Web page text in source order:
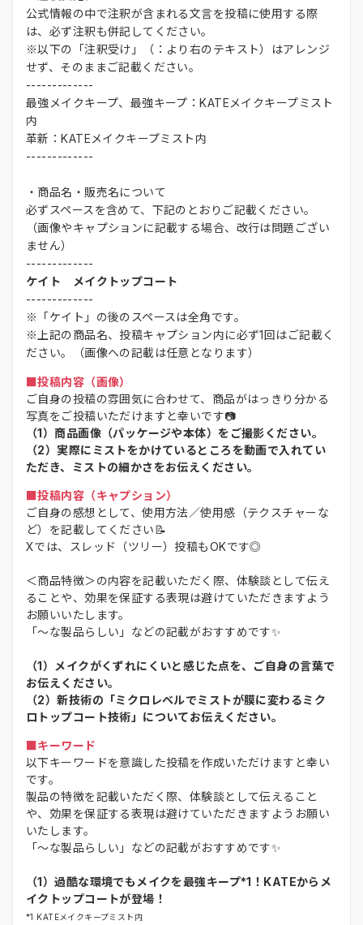
公式情報の中で注釈が含まれる文言を投稿に使用する際
は、必ず注釈も併記してください。
※以下の「注釈受け」（：より右のテキスト）はアレンジ
せず、そのままご記載ください。
-------------
最強メイクキープ、最強キープ：KATEメイクキープミスト
内
革新：KATEメイクキープミスト内
-------------
・商品名・販売名について
必ずスペースを含めて、下記のとおりご記載ください。
（画像やキャプションに記載する場合、改行は問題ござい
ません）
-------------
ケイト メイクトップコート
-------------
※「ケイト」の後のスペースは全角です。
※上記の商品名、投稿キャプション内に必ず1回はご記載く
ださい。（画像への記載は任意となります）
■投稿内容（画像）
ご自身の投稿の雰囲気に合わせて、商品がはっきり分かる
写真をご投稿いただけますと幸いです📷
（1）商品画像（パッケージや本体）をご撮影ください。
（2）実際にミストをかけているところを動画で入れてい
ただき、ミストの細かさをお伝えください。
■投稿内容（キャプション）
ご自身の感想として、使用方法／使用感（テクスチャーな
ど）を記載してください📝
Xでは、スレッド（ツリー）投稿もOKです◎
＜商品特徴＞の内容を記載いただく際、体験談として伝え
ることや、効果を保証する表現は避けていただきますよう
お願いいたします。
「～な製品らしい」などの記載がおすすめです✨
（1）メイクがくずれにくいと感じた点を、ご自身の言葉で
お伝えください。
（2）新技術の「ミクロレベルでミストが膜に変わるミク
ロトップコート技術」についてお伝えください。
■キーワード
以下キーワードを意識した投稿を作成いただけますと幸い
です。
製品の特徴を記載いただく際、体験談として伝えること
や、効果を保証する表現は避けていただきますようお願い
いたします。
「～な製品らしい」などの記載がおすすめです✨
（1）過酷な環境でもメイクを最強キープ*1！KATEからメ
イクトップコートが登場！
*1 KATEメイクキープミスト内